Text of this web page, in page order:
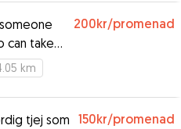
can take
I am!
200kr/promenad
km
tjej som 150kr/promenad